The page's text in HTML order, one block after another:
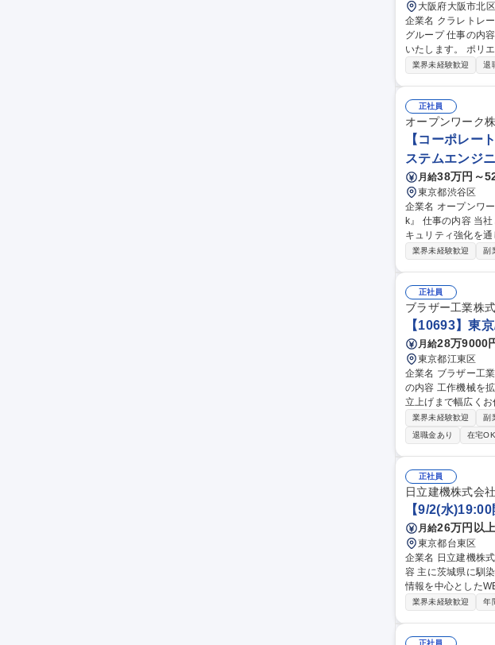
大阪府大阪市北区
企業名 クラレトレーディング株式会社 求人名 【品質管理
グループ 仕事の内容 スポーツ、アウトドアアパレル向け、糸・テキスタイルの加工技術・品質管理業務をお任せ
いたします。 ポリエステル繊維を主とする原糸からテキスタイル生産において、フィラメント原糸、仮撚り、紡
績、織、編、染な
業界未経験歓迎 退
正社員
オープンワーク
【コーポレー
ステムエンジ
月給38万円～
東京都渋谷区
企業名 オープンワーク株式会社 求人名 【コーポレートIT/社内SE】日
k』 仕事の内容 当社とグループ会社（BNG社）のコーポレートIT業務を各5割担当いただきます。SaaS運用やセ
キュリティ強化を通じ、拡大
運用改善、OA機器
構築・規程整備。
業界未経験歓迎 副
正社員
ブラザー工業株
【10693】東
月給28万9000
東京都江東区
企業名 ブラザー工業株式会社 求人名 【10693】東京/加工技術エンジニア(
の内容 工作機械を
立上げまで幅広くお任せいたします。 ■加工テストを実施
加工と治工具準備
び営業前線との同
インの立上げ業務（
職種 【10693】東
業界未経験歓迎 副
退職金あり
在宅OK
正社員
日立建機株式会社
【9/2(水
月給26万円以上
東京都台東区
企業名 日立建機株式会社 求人名 【9/2(水)19:00開催】応募意思不問WEBセミナー/総
容 主に茨城県に馴
情報を中心としたWEB
地域説明、周辺施
厚生もございます
業界未経験歓迎 年
正社員